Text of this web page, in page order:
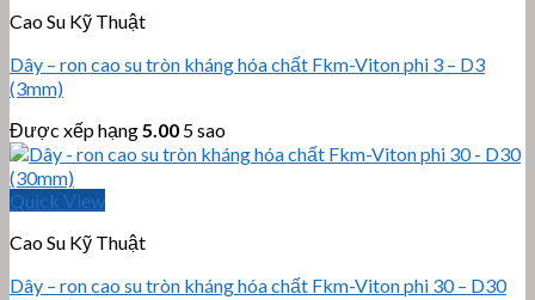
Cao Su Kỹ Thuật
Dây – ron cao su tròn kháng hóa chất Fkm-Viton phi 3 – D3
(3mm)
Được xếp hạng5.00 5 sao
Quick View
Cao Su Kỹ Thuật
Dây – ron cao su tròn kháng hóa chất Fkm-Viton phi 30 – D30